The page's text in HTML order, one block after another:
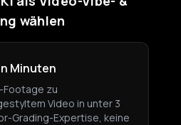
wählen
Minuten
Footage zu
Video in unter 3
Grading-Expertise, keine